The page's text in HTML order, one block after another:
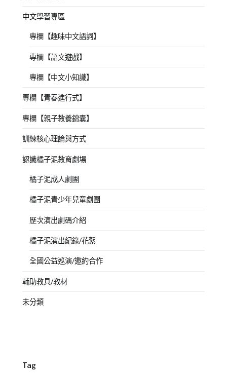
中文學習專區
專欄【趣味中文語詞】
專欄【語文遊戲】
專欄【中文小知識】
專欄【青春進行式】
專欄【親子教養錦囊】
訓練核心理論與方式
認識橘子泥教育劇場
橘子泥成人劇團
橘子泥青少年兒童劇團
歷次演出劇碼介紹
橘子泥演出紀錄/花絮
全國公益巡演/邀約合作
輔助教具/教材
未分類
Tag